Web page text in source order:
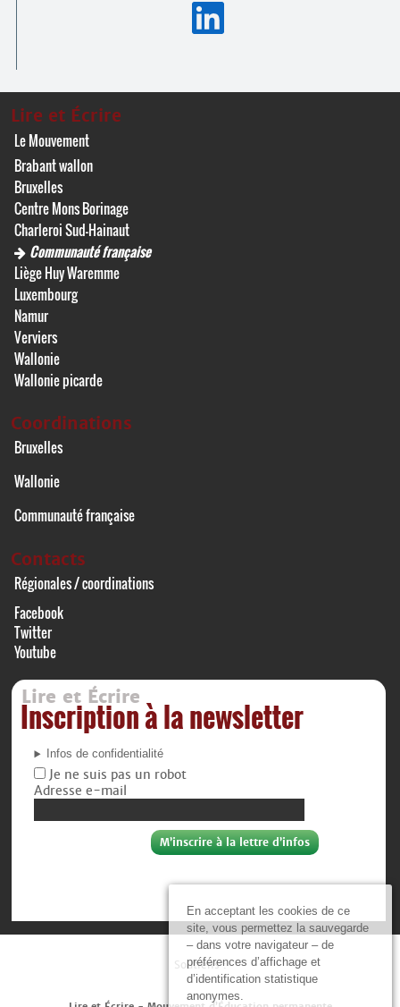
En acceptant les cookies de ce
site, vous permettez la sauvegarde
– dans votre navigateur – de
préférences d’affichage et
d’identification statistique
anonymes.
Lire et Écrire
Le Mouvement
Brabant wallon
Bruxelles
Centre Mons Borinage
Charleroi Sud-Hainaut
Communauté française
Liège Huy Waremme
Luxembourg
Namur
Verviers
Wallonie
Wallonie picarde
Coordinations
Bruxelles
Wallonie
Communauté française
Contacts
Régionales / coordinations
Facebook
Twitter
Youtube
Lire et Écrire
Inscription à la newsletter
Infos de confidentialité
Je ne suis pas un robot
Adresse e-mail
Soutiens :